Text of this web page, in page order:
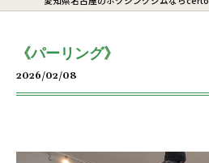
《パーリング》
2026/02/08